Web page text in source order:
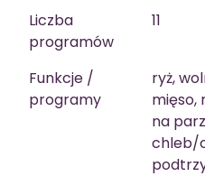
Liczba
programów
11
Funkcje /
programy
ryż,
mięso,
na
chleb/